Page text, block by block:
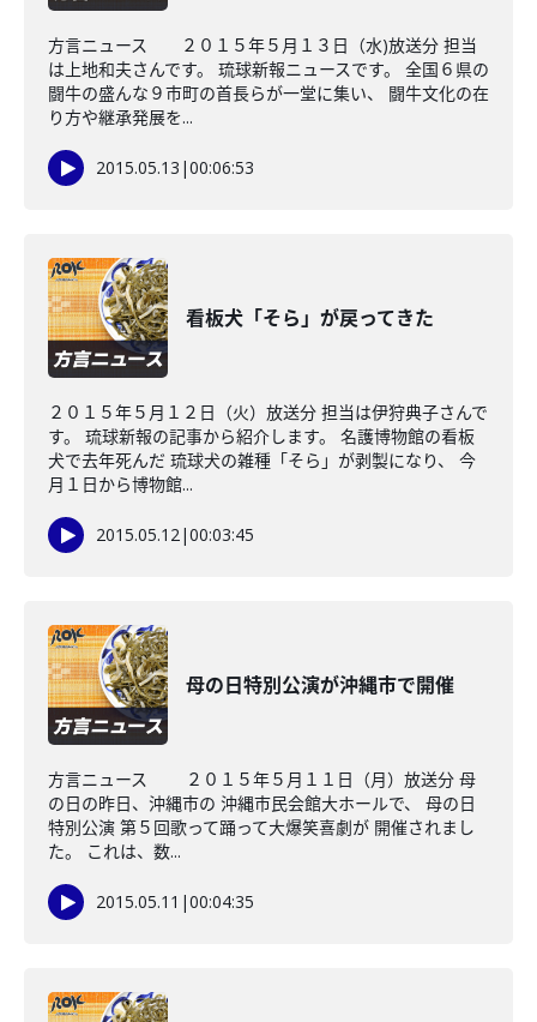
方言ニュース ２０１５年５月１３日（水)放送分 担当
は上地和夫さんです。 琉球新報ニュースです。 全国６県の
闘牛の盛んな９市町の首長らが一堂に集い、 闘牛文化の在
り方や継承発展を...
2015.05.13 |00:06:53
看板犬「そら」が戻ってきた
２０１５年５月１２日（火）放送分 担当は伊狩典子さんで
す。 琉球新報の記事から紹介します。 名護博物館の看板
犬で去年死んだ 琉球犬の雑種「そら」が剥製になり、 今
月１日から博物館...
2015.05.12|00:03:45
母の日特別公演が沖縄市で開催
方言ニュース ２０１５年５月１１日（月）放送分 母
の日の昨日、沖縄市の 沖縄市民会館大ホールで、 母の日
特別公演 第５回歌って踊って大爆笑喜劇が 開催されまし
た。 これは、数...
2015.05.11 |00:04:35